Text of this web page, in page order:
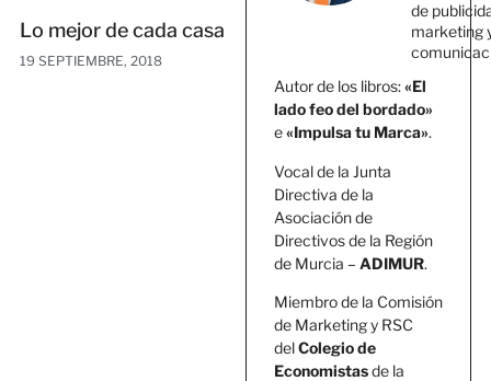
Lo mejor de cada casa
19 SEPTIEMBRE, 2018
de
marketing
Autor de los libros:«El
lado feo del bordado»
e«Impulsa tu Marca».
Vocal de la Junta
Directiva de la
Asociación de
Directivos de la Región
de Murcia – ADIMUR.
Miembro de la Comisión
de Marketing y RSC
delColegio de
Economistasde la